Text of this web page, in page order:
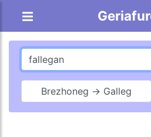
Brezhoneg → Galleg